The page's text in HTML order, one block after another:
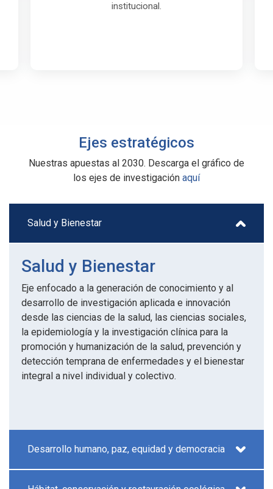
institucional.
Ejes estratégicos
Nuestras apuestas al 2030. Descarga el gráfico de
los ejes de investigación aquí
Salud y Bienestar
Salud y Bienestar
Eje enfocado a la generación de conocimiento y al
desarrollo de investigación aplicada e innovación
desde las ciencias de la salud, las ciencias sociales,
la epidemiología y la investigación clínica para la
promoción y humanización de la salud, prevención y
detección temprana de enfermedades y el bienestar
integral a nivel individual y colectivo.
Desarrollo humano, paz, equidad y democracia